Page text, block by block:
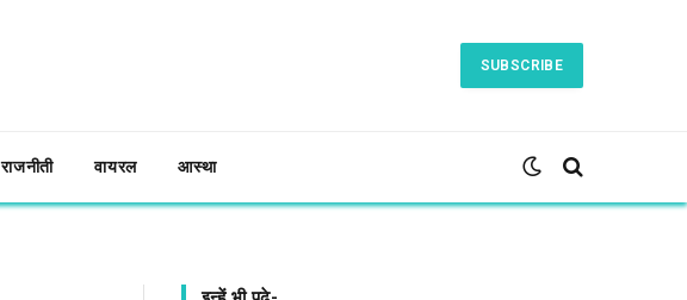
SUBSCRIBE
राजनीती वायरल आस्था